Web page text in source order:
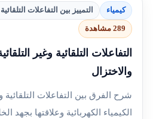
كيمياء التمييز بين التفاعلات
289 مشاهدة
التفاعلات التلقائية وغير
والاختزال
شرح الفرق بين التفاعلات التلقائية
الكيمياء الكهربائية وعلاقتها بجهد